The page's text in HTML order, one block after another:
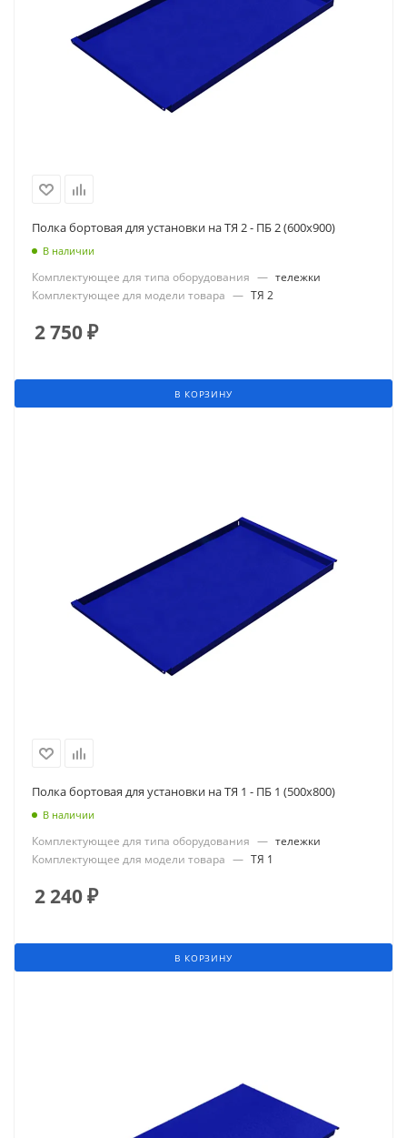
Полка бортовая для установки на ТЯ 2 - ПБ 2 (600х900)
В наличии
Комплектующее для типа оборудования — тележки
Комплектующее для модели товара — ТЯ 2
2 750₽
В КОРЗИНУ
Полка бортовая для установки на ТЯ 1 - ПБ 1 (500х800)
В наличии
Комплектующее для типа оборудования — тележки
Комплектующее для модели товара — ТЯ 1
2 240₽
В КОРЗИНУ